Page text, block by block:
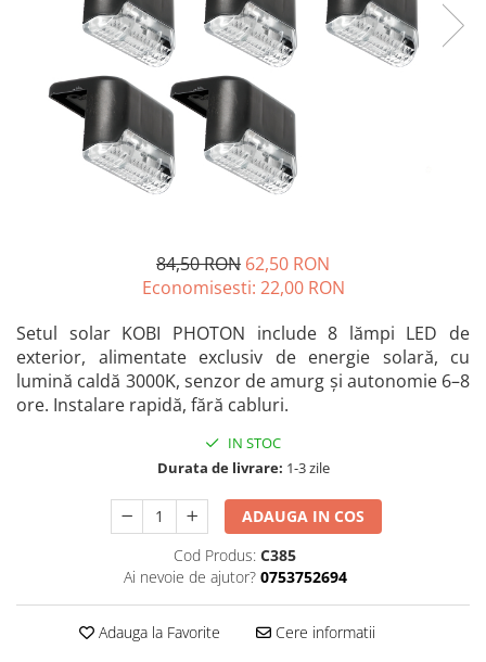
Mașini de șlefuit
Măști de sudură
Nivele cu bulă
Nivelă laser
Picamere
Polizoare unghiulare
Capsatoare
Drujbă
Accesorii pentru drujbă
Echipamente de protecție
Grătare și accesorii
Instalații sanitare
Lampi
Mașină de tocat carne
Oale și vase de gătit
Pistol pentru vopsit
Pompă, hidrofor
Hidrofoare
Presostate/Regulatoare de
84,50 RON 62,50 RON
Economisesti: 22,00 RON
Setul solar KOBI PHOTON include 8 lămpi LED de
exterior, alimentate exclusiv de energie solară, cu
lumină caldă 3000K, senzor de amurg și autonomie 6–8
ore. Instalare rapidă, fără cabluri.
IN STOC
Durata de livrare: 1-3 zile
ADAUGA IN COS
Cod Produs: C385
Ai nevoie de ajutor? 0753752694
Adauga la Favorite Cere informatii